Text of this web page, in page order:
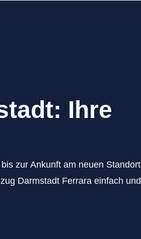
Ihre
zur Ankunft am neuen Standort
Darmstadt Ferrara einfach und